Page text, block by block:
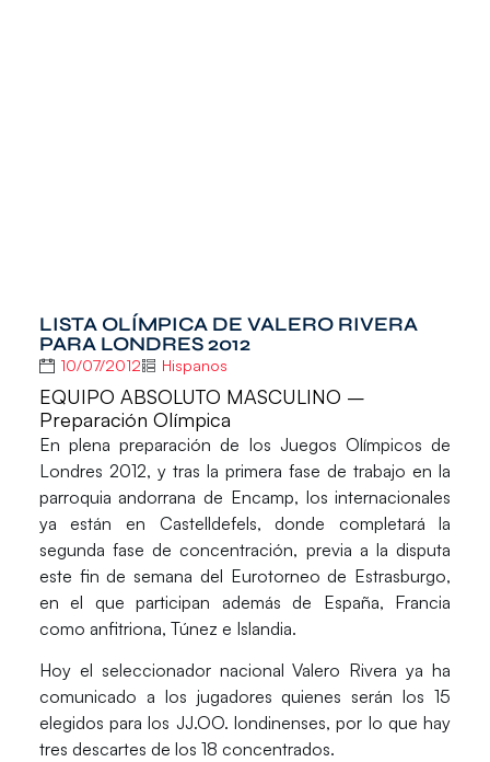
LISTA OLÍMPICA DE VALERO RIVERA
PARA LONDRES 2012
10/07/2012 Hispanos
EQUIPO ABSOLUTO MASCULINO –
Preparación Olímpica
En plena preparación de los Juegos Olímpicos de
Londres 2012, y tras la primera fase de trabajo en la
parroquia andorrana de Encamp, los internacionales
ya están en Castelldefels, donde completará la
segunda fase de concentración, previa a la disputa
este fin de semana del Eurotorneo de Estrasburgo,
en el que participan además de España, Francia
como anfitriona, Túnez e Islandia.
Hoy el seleccionador nacional Valero Rivera ya ha
comunicado a los jugadores quienes serán los 15
elegidos para los JJ.OO. londinenses, por lo que hay
tres descartes de los 18 concentrados.